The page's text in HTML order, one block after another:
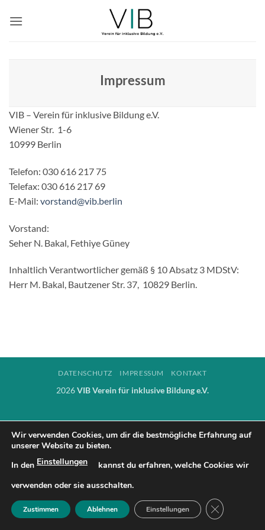
Inhalt
Impressum
VIB – Verein für inklusive Bildung e.V.
Wiener Str. 1-6
10999 Berlin
Telefon: 030 616 217 75
Telefax: 030 616 217 69
E-Mail: vorstand@vib.berlin
Vorstand:
Seher N. Bakal, Fethiye Güney
Inhaltlich Verantwortlicher gemäß § 10 Absatz 3 MDStV:
Herr M. Bakal, Bautzener Str. 37, 10829 Berlin.
DATENSCHUTZ IMPRESSUM KONTAKT
2026VIB Verein für inklusive Bildung e.V.
Wir verwenden Cookies, um dir die bestmögliche Erfahrung auf
unserer Website zu bieten.
In den Einstellungen
kannst du erfahren, welche Cookies wir
verwenden oder sie ausschalten.
Zustimmen Ablehnen Einstellungen GDPR